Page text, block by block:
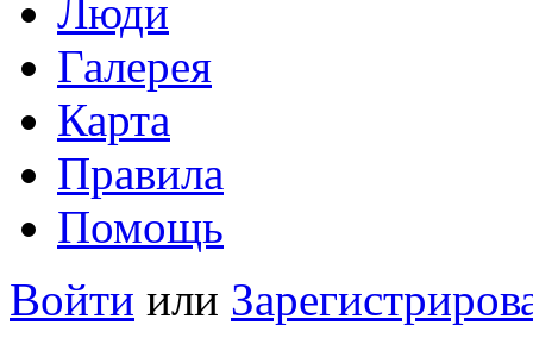
Люди
Галерея
Карта
Правила
Помощь
Войти или